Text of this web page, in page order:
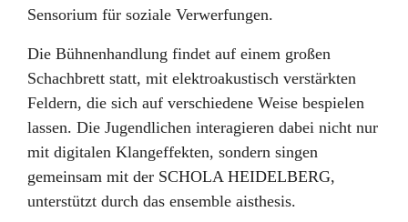
Sensorium für soziale Verwerfungen.
Die Bühnenhandlung findet auf einem großen
Schachbrett statt, mit elektroakustisch verstärkten
Feldern, die sich auf verschiedene Weise bespielen
lassen. Die Jugendlichen interagieren dabei nicht nur
mit digitalen Klangeffekten, sondern singen
gemeinsam mit der SCHOLA HEIDELBERG,
unterstützt durch das ensemble aisthesis.